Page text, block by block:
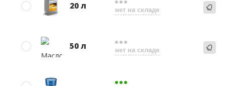
20 л нет на складе
50 л нет на складе